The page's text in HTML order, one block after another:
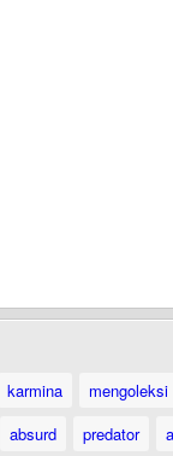
karmina mengoleksi
absurd predator